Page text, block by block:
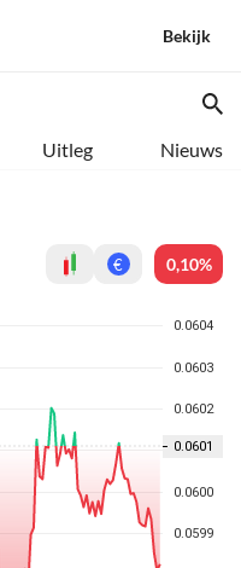
Bekijk
Uitleg Nieuws
€ 0,10%